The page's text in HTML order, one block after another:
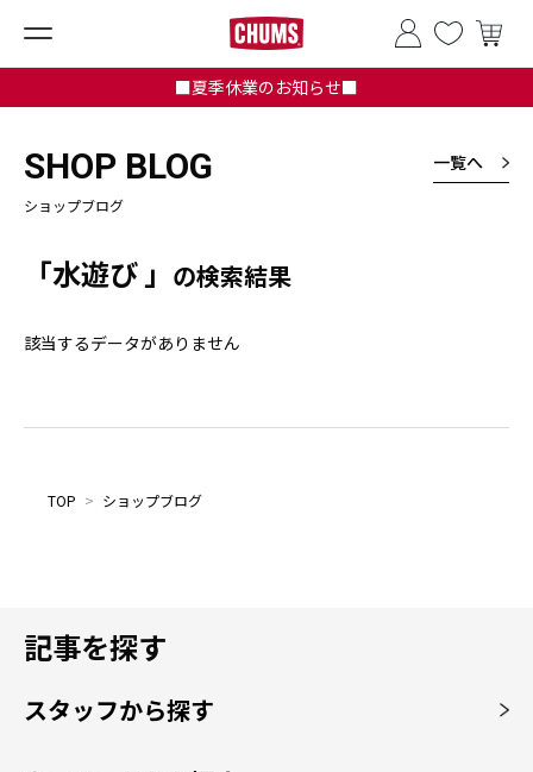
■夏季休業のお知らせ■
SHOP BLOG
ショップブログ
一覧へ
「水遊び 」 の検索結果
該当するデータがありません
TOP > ショップブログ
記事を探す
スタッフから探す